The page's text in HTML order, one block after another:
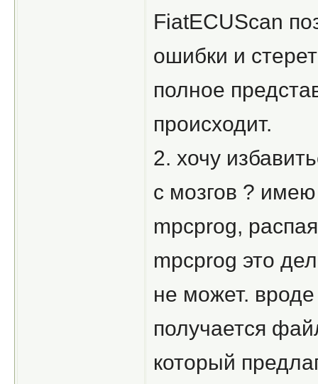
FiatECUScan
ошибки и
полное
происходит.
2. хочу
с мозгов ?
mpcprog,
mpcprog это
не может.
получается
который